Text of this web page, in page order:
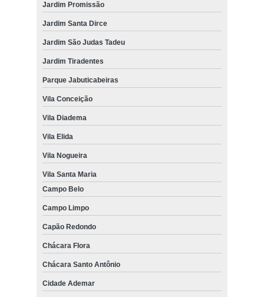
Jardim Promissão
Jardim Santa Dirce
Jardim São Judas Tadeu
Jardim Tiradentes
Parque Jabuticabeiras
Vila Conceição
Vila Diadema
Vila Elida
Vila Nogueira
Vila Santa Maria
Campo Belo
Campo Limpo
Capão Redondo
Chácara Flora
Chácara Santo Antônio
Cidade Ademar